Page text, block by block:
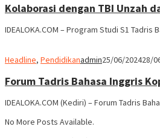
Kolaborasi dengan TBI Unzah
IDEALOKA.COM – Program Studi S1
Headline, Pendidikanadmin25/06/202428/
Forum Tadris Bahasa Inggris
IDEALOKA.COM (Kediri) – Forum Tadris
No More Posts Available.